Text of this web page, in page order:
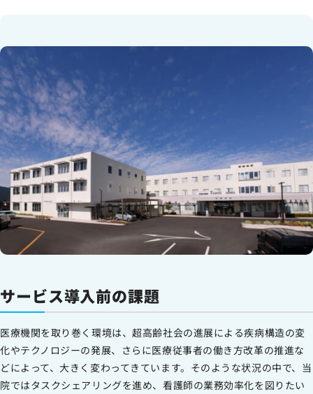
サービス導入前の課題
医療機関を取り巻く環境は、超高齢社会の進展による疾病構造の変
化やテクノロジーの発展、さらに医療従事者の働き方改革の推進な
どによって、大きく変わってきています。そのような状況の中で、当
院ではタスクシェアリングを進め、看護師の業務効率化を図りたい